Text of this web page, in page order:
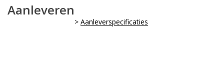
Aanleveren
> Aanleverspecificaties